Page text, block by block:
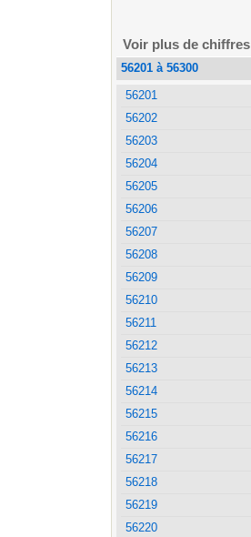
Voir plus de chiffres
56201 à 56300
56201
56202
56203
56204
56205
56206
56207
56208
56209
56210
56211
56212
56213
56214
56215
56216
56217
56218
56219
56220